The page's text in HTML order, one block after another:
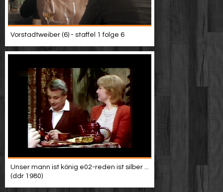
Vorstadtweiber (6) - staffel 1 folge 6
Unser mann ist könig e02-reden ist silber ...
(ddr 1980)